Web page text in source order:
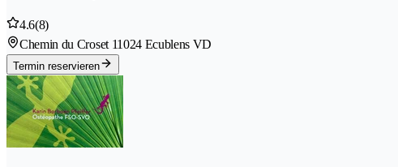
4.6(8)
Chemin du Croset 11024 Ecublens VD
Termin reservieren